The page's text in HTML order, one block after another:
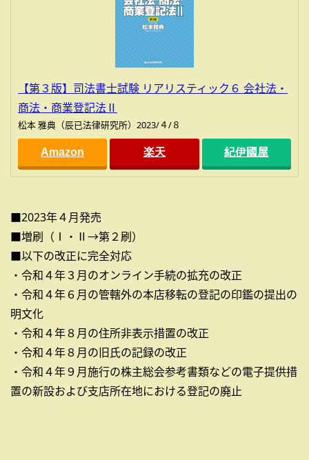
【第３版】司法書士試験 リアリスティック６ 会社法・
商法・商業登記法Ⅱ
松本 雅典（辰已法律研究所）2023/４/８
Amazon 楽天 紀伊國屋
■2023年４月発売
■増刷（Ⅰ・Ⅱ→第２刷）
■以下の改正に完全対応
・令和４年３月のオンライン手続の拡充の改正
・令和４年６月の管轄外の本店移転の登記の印鑑の提出の
明文化
・令和４年８月の住所非表示措置の改正
・令和４年８月の旧氏の記録の改正
・令和４年９月施行の株主総会参考書類などの電子提供措
置の新設および支店所在地における登記の廃止